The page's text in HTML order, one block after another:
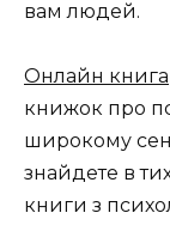
вам людей.
Онлайн
книжок про
широкому
знайдете в
книги з